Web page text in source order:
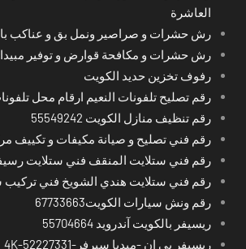
العاشرة
رش حشرات و صراصير ونمل بق و عناكب
رش حشرات و مكافحة قوارض و توفير
رفوف تخزين حديد الكويت
رقم تصليح تلفونات النعيم ارقام محل
رقم تنظيف منازل الكويت 55549242
رقم فني تصليح و صيانة مكيفات و تكييف
رقم فني ستلايت المنقف فني ستلايت
رقم فني ستلايت هندي الشويخ فني
رقم ونش سيارات الكويت67733663
ريسيفر بالكويت آندرويد 55704664
ريسيفر بي ان -ميديا سيرفر-4K-52227331